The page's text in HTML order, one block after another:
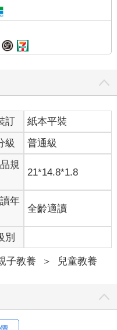
）教授等人發現，在
從事運動的同班同學相
出4.2%～14.8%。同樣在
中時期參加運動社團的男
團的學生高出百分之
後的收入呢？主要有兩個
人。
了虛構履歷表，以調查進
片和經歷完全相同，差別
獲得面試的機率高出約兩
來表示百分比（%）差異
是高出一個百分點。閱讀
體力較好，並積極錄用這
訂
紙本平裝
級 普通級
規
21*14.8*1.8
年
全齡適讀
別
子教養 ＞ 兒童教養